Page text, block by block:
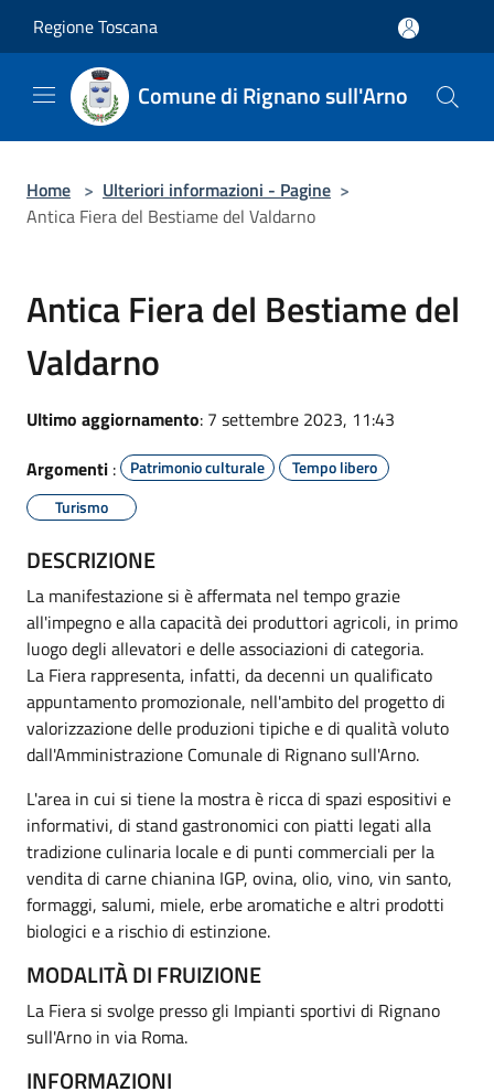
Regione Toscana
Comune di Rignano sull'Arno
Home > Ulteriori informazioni - Pagine >
Antica Fiera del Bestiame del Valdarno
Antica Fiera del Bestiame del
Valdarno
Ultimo aggiornamento: 7 settembre 2023, 11:43
Argomenti : Patrimonio culturale
Tempo libero
Turismo
DESCRIZIONE
La manifestazione si è affermata nel tempo grazie
all'impegno e alla capacità dei produttori agricoli, in primo
luogo degli allevatori e delle associazioni di categoria.
La Fiera rappresenta, infatti, da decenni un qualificato
appuntamento promozionale, nell'ambito del progetto di
valorizzazione delle produzioni tipiche e di qualità voluto
dall'Amministrazione Comunale di Rignano sull'Arno.
L'area in cui si tiene la mostra è ricca di spazi espositivi e
informativi, di stand gastronomici con piatti legati alla
tradizione culinaria locale e di punti commerciali per la
vendita di carne chianina IGP, ovina, olio, vino, vin santo,
formaggi, salumi, miele, erbe aromatiche e altri prodotti
biologici e a rischio di estinzione.
MODALITÀ DI FRUIZIONE
La Fiera si svolge presso gli Impianti sportivi di Rignano
sull'Arno in via Roma.
INFORMAZIONI